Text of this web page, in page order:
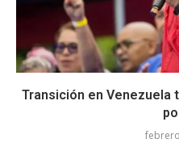
Transición en Venezuela